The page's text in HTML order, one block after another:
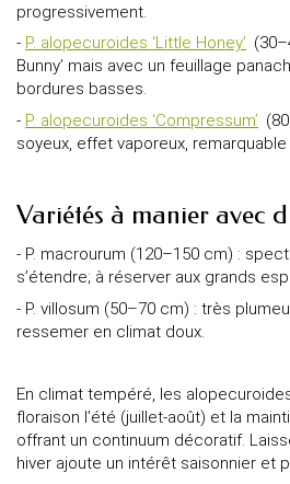
progressivement.
- P. alopecuroides ‘Little Honey’
Bunny’ mais avec un feuillage
bordures basses.
- P. alopecuroides ‘Compressum’
soyeux, effet vaporeux,
Variétés à manier avec
- P. macrourum (120–150 cm) :
s’étendre; à réserver aux grands
- P. villosum (50–70 cm) : très
ressemer en climat doux.
En climat tempéré, les
floraison l’été (juillet-août) et la
offrant un continuum décoratif.
hiver ajoute un intérêt saisonnier et